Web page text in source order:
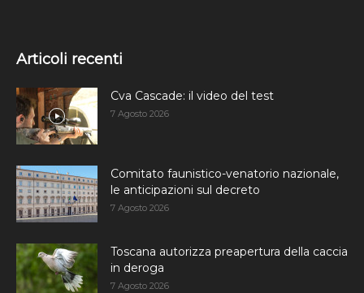
Articoli recenti
Cva Cascade: il video del test
7 Agosto 2026
Comitato faunistico-venatorio nazionale,
le anticipazioni sul decreto
7 Agosto 2026
Toscana autorizza preapertura della caccia
in deroga
7 Agosto 2026